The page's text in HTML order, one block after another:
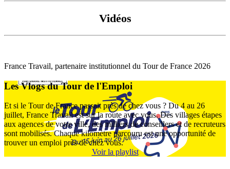
Vidéos
France Travail, partenaire institutionnel du Tour de France 2026
Les Vlogs du Tour de l'Emploi
Et si le Tour de France passait près de chez vous ? Du 4 au 26
juillet, France Travail est sur la route avec vous. Des villages étapes
aux agences de votre ville, des milliers de conseillers et de recruteurs
sont mobilisés. Chaque kilomètre parcouru est une opportunité de
trouver un emploi près de chez vous.
Voir la playlist